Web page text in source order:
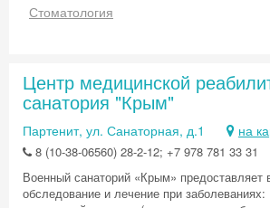
Стоматология
Центр медицинской
санатория "Крым"
Партенит, ул. Санаторная, д.1 на
8 (10-38-06560) 28-2-12; +7 978 781 33 31
Военный санаторий «Крым» предоставляет
обследование и лечение при